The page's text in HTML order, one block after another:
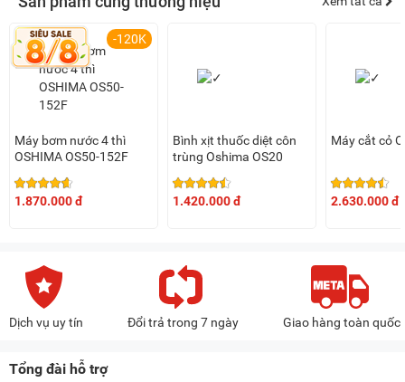
-120K
Máy bơm nước 4 thì
OSHIMA OS50-152F
1.870.000 đ
Bình xịt thuốc diệt côn
trùng Oshima OS20
1.420.000 đ
Máy cắt cỏ
2.630.000 đ
Dịch vụ uy tín Đổi trả trong 7 ngày Giao hàng toàn quốc
Tổng đài hỗ trợ